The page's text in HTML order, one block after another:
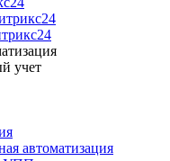
учет
автоматизация